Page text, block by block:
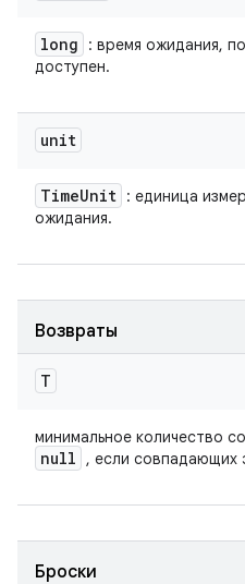
long
: время ожидания,
доступен.
unit
TimeUnit : единица
ожидания.
Возвраты
T
минимальное количество
null , если совпадающих
Броски